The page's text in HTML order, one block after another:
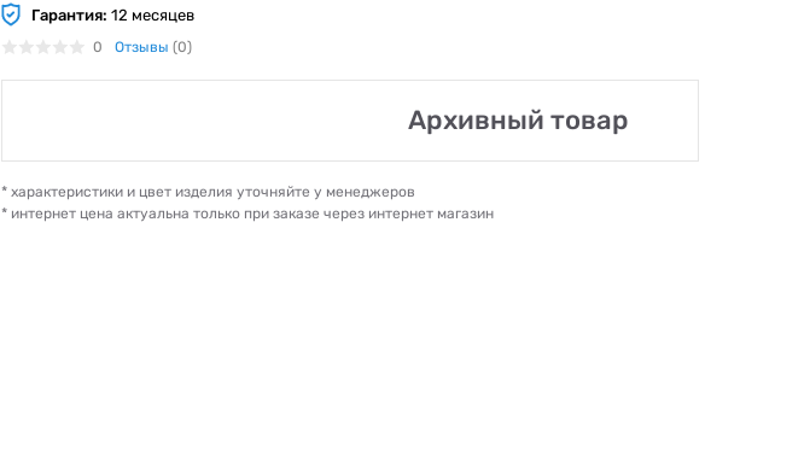
Гарантия: 12 месяцев
0 Отзывы (0)
Архивный товар
* характеристики и цвет изделия уточняйте у менеджеров
* интернет цена актуальна только при заказе через интернет магазин